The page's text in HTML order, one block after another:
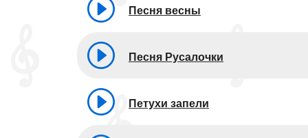
Песня весны
Песня Русалочки
Петухи запели